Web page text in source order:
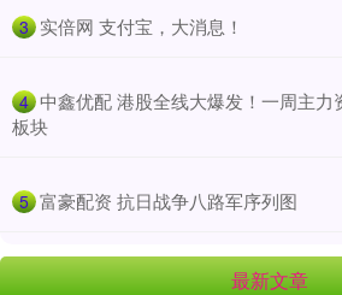
3 ​实倍网 支付宝，大消息！
4 中鑫优配 港股全线大爆发！一周主
板块
5 ​富豪配资 抗日战争八路军序列图
最新文章